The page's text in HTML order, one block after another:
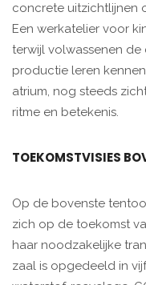
concrete uitzichtlijnen
Een werkatelier voor
terwijl volwassenen
productie leren
atrium, nog steeds
ritme en betekenis.
TOEKOMSTVISIES
Op de bovenste
zich op de toekomst
haar noodzakelijke
zaal is opgedeeld in